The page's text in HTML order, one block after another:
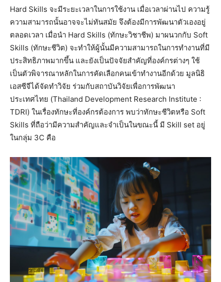
Hard Skills จะมีระยะเวลาในการใช้งาน เมื่อเวลาผ่านไป ความรู้
ความสามารถนั้นอาจจะไม่ทันสมัย จึงต้องมีการพัฒนาตัวเองอยู่
ตลอดเวลา เมื่อนำ Hard Skills (ทักษะวิชาชีพ) มาผนวกกับ Soft
Skills (ทักษะชีวิต) จะทำให้ผู้นั้นมีความสามารถในการทำงานที่มี
ประสิทธิภาพมากขึ้น และยังเป็นปัจจัยสำคัญที่องค์กรต่างๆ ใช้
เป็นตัวพิจารณาหลักในการคัดเลือกคนเข้าทำงานอีกด้วย มูลนิธิ
เอสซีจีได้จัดทำวิจัย ร่วมกับสถาบันวิจัยเพื่อการพัฒนา
ประเทศไทย (Thailand Development Research Institute :
TDRI) ในเรื่องทักษะที่องค์กรต้องการ พบว่าทักษะชีวิตหรือ Soft
Skills ที่ถือว่ามีความสำคัญและจำเป็นในขณะนี้ มี Skill set อยู่
ในกลุ่ม 3C คือ